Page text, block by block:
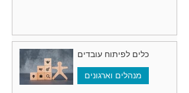
כלים לפיתוח עובדים
מנהלים וארגונים